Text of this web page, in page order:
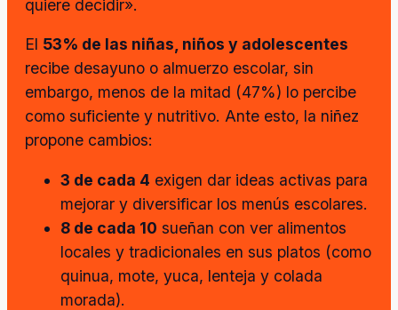
quiere decidir».
El 53% de las niñas, niños y adolescentes
recibe desayuno o almuerzo escolar, sin
embargo, menos de la mitad (47%) lo percibe
como suficiente y nutritivo. Ante esto, la niñez
propone cambios:
3 de cada 4 exigen dar ideas activas para
mejorar y diversificar los menús escolares.
8 de cada 10 sueñan con ver alimentos
locales y tradicionales en sus platos (como
quinua, mote, yuca, lenteja y colada
morada).